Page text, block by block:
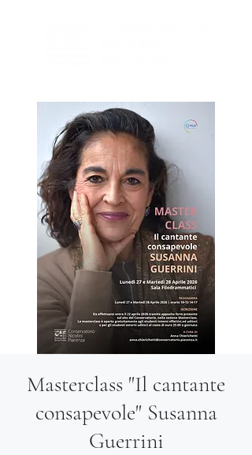
Masterclass "Il cantante
consapevole" Susanna
Guerrini